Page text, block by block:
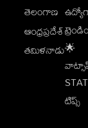
తెలంగాణ
ఆంధ్రప్రదేశ్
తమిళనాడు🌟
టిప్స్